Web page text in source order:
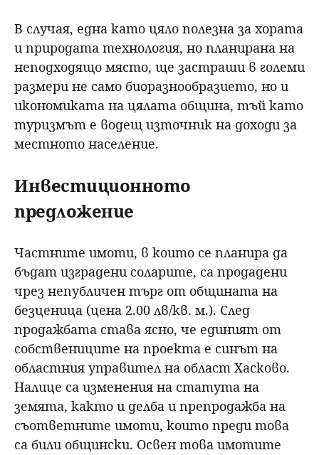
В случая, една като цяло полезна за хората
и природата технология, но планирана на
неподходящо място, ще застраши в големи
размери не само биоразнообразието, но и
икономиката на цялата община, тъй като
туризмът е водещ източник на доходи за
местното население.
Инвестиционното
предложение
Частните имоти, в които се планира да
бъдат изградени соларите, са продадени
чрез непубличен търг от общината на
безценица (цена 2.00 лв/кв. м.). След
продажбата става ясно, че единият от
собствениците на проекта е синът на
областния управител на област Хасково.
Налице са изменения на статута на
земята, както и делба и препродажба на
съответните имоти, които преди това
са били общински. Освен това имотите